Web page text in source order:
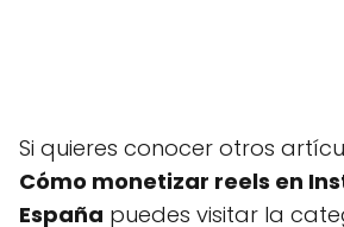
Si quieres conocer otros
Cómo monetizar reels en
España puedes visitar la